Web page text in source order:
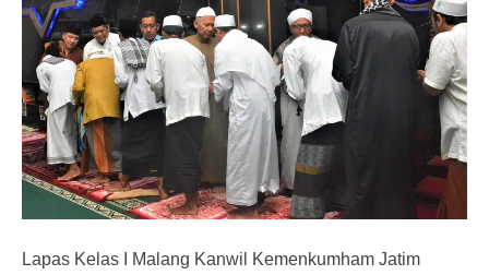
Lapas Kelas I Malang Kanwil Kemenkumham Jatim